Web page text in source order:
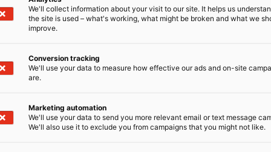
ja tukea omaan
laadukasta ohjelmaa. Vuoden 2025 ohjelma
We'll collect information about your visit to our site. It helps us
the site is used – what's working, what might be broken and what we
improve.
Conversion tracking
We'll use your data to measure how effective our ads and on-site
are.
Marketing automation
We'll use your data to send you more relevant email or text message
We'll also use it to exclude you from campaigns that you might not like.